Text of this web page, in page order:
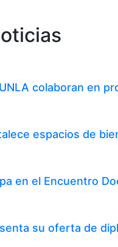
colaboran en
espacios de
en el Encuentro
su oferta de